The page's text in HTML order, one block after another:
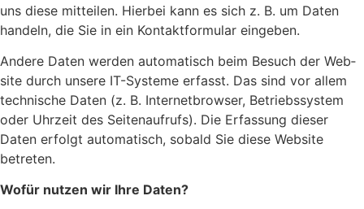
uns die­se mit­tei­len. Hier­bei kann es sich z. B. um Daten
han­deln, die Sie in ein Kon­takt­for­mu­lar ein­ge­ben.
Ande­re Daten wer­den auto­ma­tisch beim Besuch der Web­
site durch unse­re IT-Sys­te­me erfasst. Das sind vor allem
tech­ni­sche Daten (z. B. Inter­net­brow­ser, Betriebs­sys­tem
oder Uhr­zeit des Sei­ten­auf­rufs). Die Erfas­sung die­ser
Daten erfolgt auto­ma­tisch, sobald Sie die­se Web­site
betre­ten.
Wofür nut­zen wir Ihre Daten?